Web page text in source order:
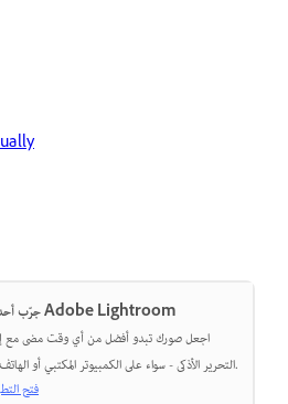
جرّب أحدث ما في Adobe Lightroom
اجعل صورك تبدو أفضل من أي وقت مضى مع
التحرير الأذكى - سواء على الكمبيوتر المكتبي أو الهاتف المحمول.
فتح